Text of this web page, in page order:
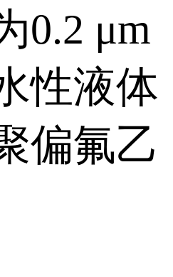
0.2 μm
性液体
偏氟乙